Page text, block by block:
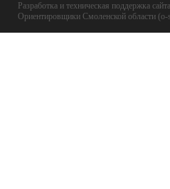
Разработка и техническая поддержка сайта
Ориентировщики Смоленской области (o-